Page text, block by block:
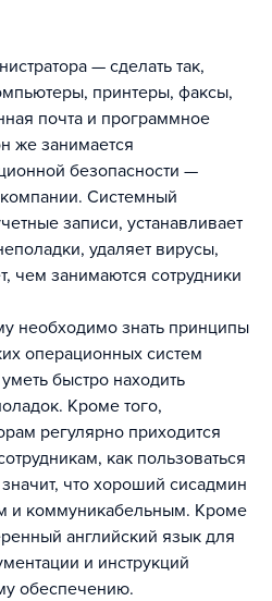
— сделать так,
принтеры, факсы,
почта и программное
же занимается
безопасности —
Системный
записи, устанавливает
удаляет вирусы,
чем занимаются сотрудники
необходимо знать принципы
операционных систем
быстро находить
Кроме того,
регулярно приходится
как пользоваться
что хороший сисадмин
и коммуникабельным. Кроме
английский язык для
и инструкций
обеспечению.